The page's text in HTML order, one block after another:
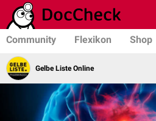
Community Flexikon Shop
Gelbe Liste Online